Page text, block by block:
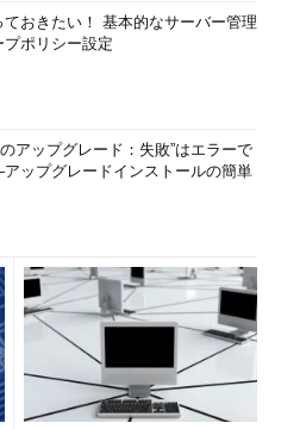
ておきたい！ 基本的なサーバー管理
ポリシー設定
アップグレード：失敗”はエラーで
ップグレードインストールの簡単